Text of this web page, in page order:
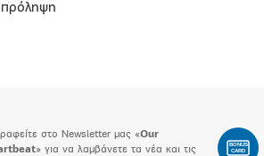
πρόληψη
στο Newsletter μας «Our
» για να λαμβάνετε τα νέα και τις
BONUS
CARD